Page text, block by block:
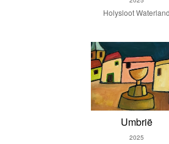
Holysloot Waterland
Umbrië
2025